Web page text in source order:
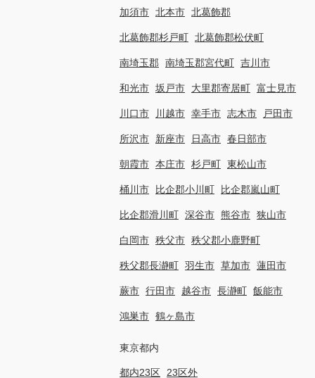
加須市 北本市 北葛飾郡
北葛飾郡杉戸町 北葛飾郡松伏町
南埼玉郡 南埼玉郡宮代町 吉川市
和光市 坂戸市 大里郡寄居町 富士見市
川口市 川越市 幸手市 志木市 戸田市
所沢市 新座市 日高市 春日部市
朝霞市 本庄市 杉戸町 東松山市
桶川市 比企郡小川町 比企郡嵐山町
比企郡滑川町 深谷市 熊谷市 狭山市
白岡市 秩父市 秩父郡小鹿野町
秩父郡長瀞町 羽生市 草加市 蓮田市
蕨市 行田市 越谷市 長瀞町 飯能市
鴻巣市 鶴ヶ島市
東京都内
都内23区 23区外